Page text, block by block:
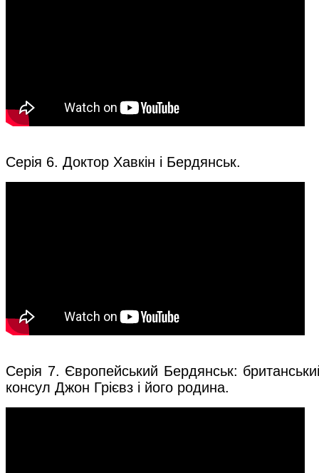
Серія 6. Доктор Хавкін і Бердянськ.
Серія 7. Європейський Бердянськ:
консул Джон Грієвз і його родина.